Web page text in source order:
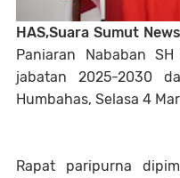
HAS,Suara Sumut News
Paniaran Nababan
jabatan 2025-2030
Humbahas, Selasa 4
Rapat paripurna